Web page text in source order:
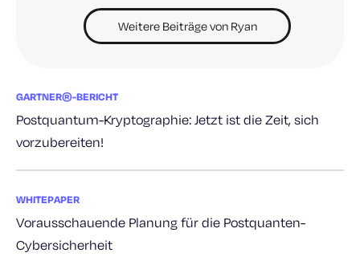
Weitere Beiträge von Ryan
GARTNER®-BERICHT
Postquantum-Kryptographie: Jetzt ist die Zeit, sich
vorzubereiten!
WHITEPAPER
Vorausschauende Planung für die Postquanten-
Cybersicherheit